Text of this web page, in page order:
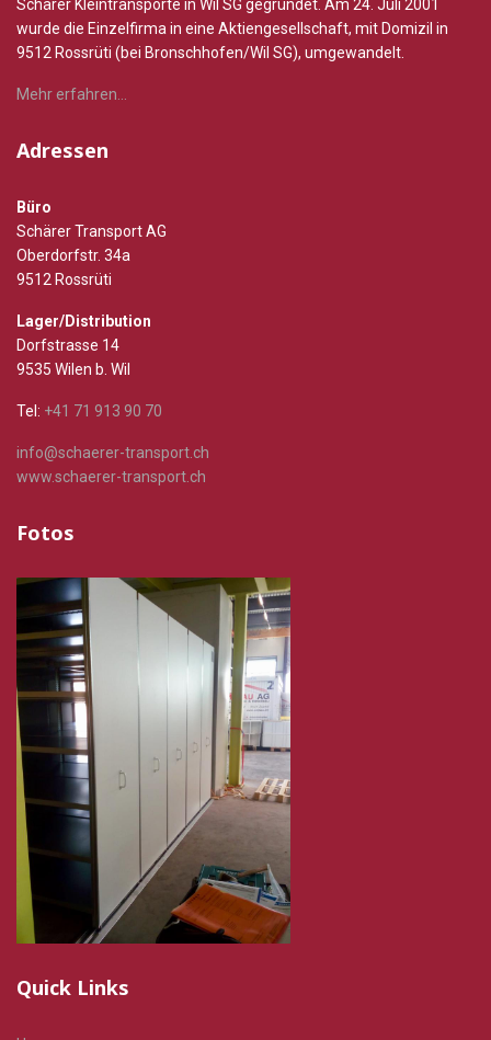
Schärer Kleintransporte in Wil SG gegründet. Am 24. Juli 2001
wurde die Einzelfirma in eine Aktiengesellschaft, mit Domizil in
9512 Rossrüti (bei Bronschhofen/Wil SG), umgewandelt.
Mehr erfahren...
Adressen
Büro
Schärer Transport AG
Oberdorfstr. 34a
9512 Rossrüti
Lager/Distribution
Dorfstrasse 14
9535 Wilen b. Wil
Tel: +41 71 913 90 70
info@schaerer-transport.ch
www.schaerer-transport.ch
Fotos
Quick Links